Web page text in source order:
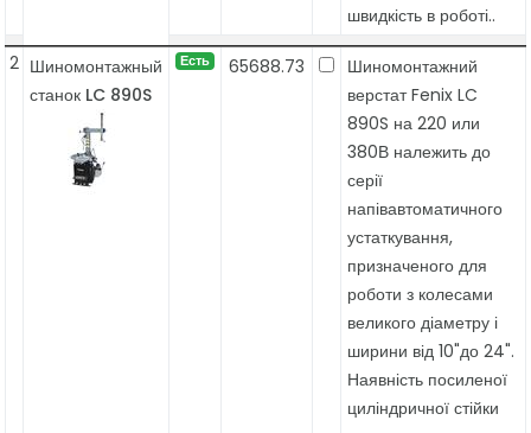
швидкість в роботі..
2 Шиномонтажный
станок LC 890S
Есть 65688.73
Шиномонтажний
верстат Fenix LC
890S на 220 или
380В належить до
серії
напівавтоматичного
устаткування,
призначеного для
роботи з колесами
великого діаметру і
ширини від 10"до 24".
Наявність посиленої
циліндричної стійки